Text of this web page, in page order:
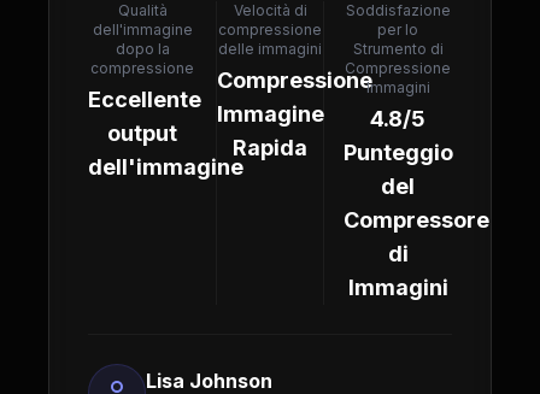
Qualità
dell'immagine
dopo la
compressione
Eccellente
output
dell'immagine
Velocità di
compressione
delle immagini
Compressione
Immagine
Rapida
Soddisfazione
per lo
Strumento di
Compressione
Immagini
4.8/5
Punteggio
del
Compressore
di
Immagini
Lisa Johnson